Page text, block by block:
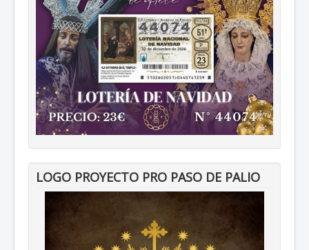
LOGO PROYECTO PRO PASO DE PALIO